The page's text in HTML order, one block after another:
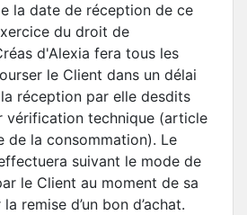
la date de réception de ce
du droit de
d'Alexia fera tous les
le Client dans un délai
réception par elle desdits
vérification technique (article
de la consommation). Le
suivant le mode de
le Client au moment de sa
remise d’un bon d’achat.